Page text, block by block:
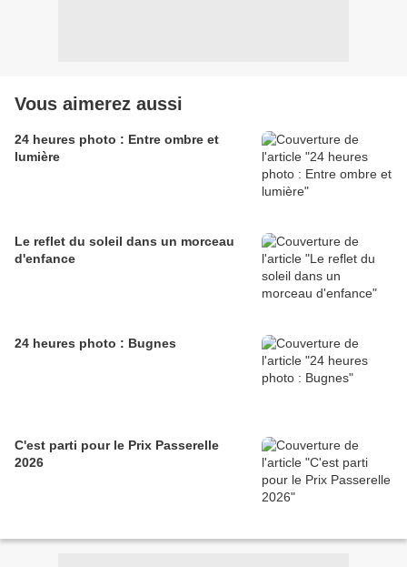
Vous aimerez aussi
24 heures photo : Entre ombre et
lumière
Le reflet du soleil dans un morceau
d'enfance
24 heures photo : Bugnes
C'est parti pour le Prix Passerelle
2026